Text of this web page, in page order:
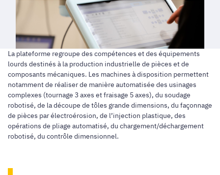
La plateforme regroupe des compétences et des équipements
lourds destinés à la production industrielle de pièces et de
composants mécaniques. Les machines à disposition permettent
notamment de réaliser de manière automatisée des usinages
complexes (tournage 3 axes et fraisage 5 axes), du soudage
robotisé, de la découpe de tôles grande dimensions, du façonnage
de pièces par électroérosion, de l’injection plastique, des
opérations de pliage automatisé, du chargement/déchargement
robotisé, du contrôle dimensionnel.